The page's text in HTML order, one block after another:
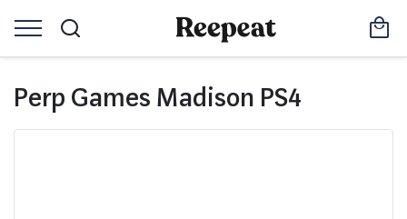
Perp Games Madison PS4